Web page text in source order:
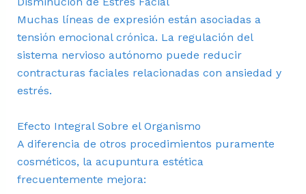
Muchas líneas de expresión están asociadas a
tensión emocional crónica. La regulación del
sistema nervioso autónomo puede reducir
contracturas faciales relacionadas con ansiedad y
estrés.
Efecto Integral Sobre el Organismo
A diferencia de otros procedimientos puramente
cosméticos, la acupuntura estética
frecuentemente mejora: